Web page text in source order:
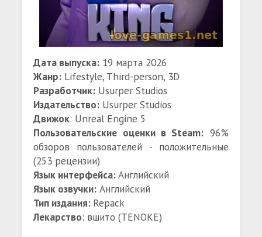
Дата выпуска: 19 марта 2026
Жанр: Lifestyle, Third-person, 3D
Разработчик: Usurper Studios
Издательство: Usurper Studios
Движок: Unreal Engine 5
Пользовательские оценки в Steam: 96%
обзоров пользователей - положительные
(253 рецензии)
Язык интерфейса:Английский
Язык озвучки: Английский
Тип издания: Repack
Лекарство: вшито (TENOKE)